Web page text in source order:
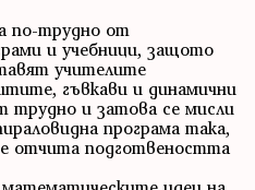
по-трудно от
и учебници, защото
учителите
гъвкави и динамични
трудно и затова се мисли
програма така,
отчита подготвеността